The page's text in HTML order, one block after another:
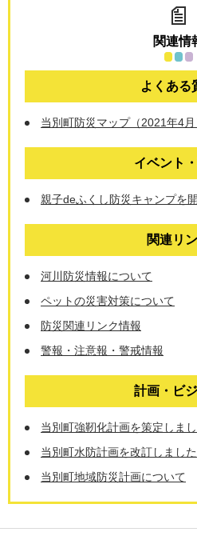
関連情
よくある
当別町防災マップ（2021年4
イベント
親子deふくし防災キャンプを
関連リ
河川防災情報について
ペットの災害対策について
防災関連リンク情報
警報・注意報・警戒情報
計画・ビ
当別町強靭化計画を策定しま
当別町水防計画を改訂しました
当別町地域防災計画について